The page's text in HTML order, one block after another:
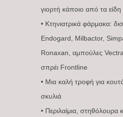
γιορτή κάποιο από τα είδη
• Κτηνιατρικά φάρμακα:
Endogard, Milbactor,
Ronaxan, αμπούλες
σπρέι Frontline
• Μια καλή τροφή για
σκυλιά
• Περιλαίμια, στηθόλουρα